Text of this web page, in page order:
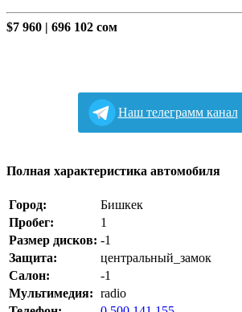
$7 960 | 696 102 сом
Наш телеграмм канал
Полная характеристика автомобиля
Город:
Бишкек
Пробег:
1
Размер дисков: -1
Защита:
центральный_замок
Салон:
-1
Мультимедия: radio